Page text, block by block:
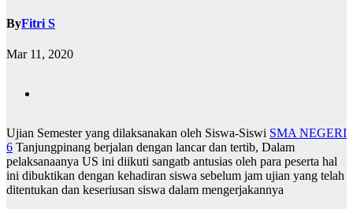
ByFitri S
Mar 11, 2020
Ujian Semester yang dilaksanakan oleh Siswa-Siswi SMA NEGERI
6 Tanjungpinang berjalan dengan lancar dan tertib, Dalam
pelaksanaanya US ini diikuti sangatb antusias oleh para peserta hal
ini dibuktikan dengan kehadiran siswa sebelum jam ujian yang telah
ditentukan dan keseriusan siswa dalam mengerjakannya